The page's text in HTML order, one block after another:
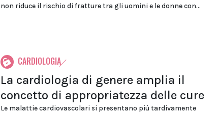
non riduce il rischio di fratture tra gli uomini e le donne con...
CARDIOLOGIA
La cardiologia di genere amplia il
concetto di appropriatezza delle cure
Le malattie cardiovascolari si presentano più tardivamente